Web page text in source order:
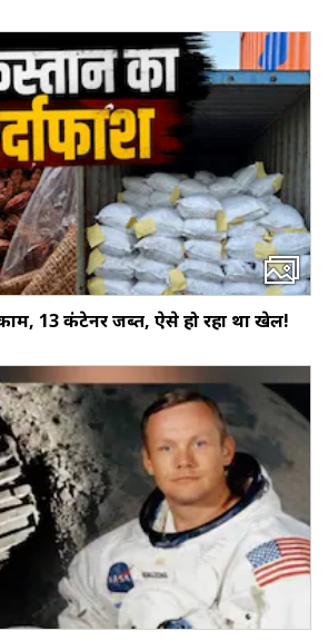
13 कंटेनर जब्त, ऐसे हो रहा था खेल!